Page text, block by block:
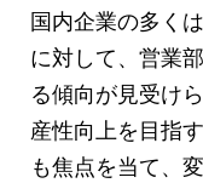
国内企業の多く
に対して、営業
る傾向が見受け
産性向上を目指
も焦点を当て、